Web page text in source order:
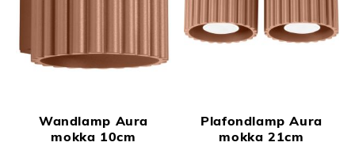
Wandlamp Aura
mokka 10cm
Plafondlamp Aura
mokka 21cm